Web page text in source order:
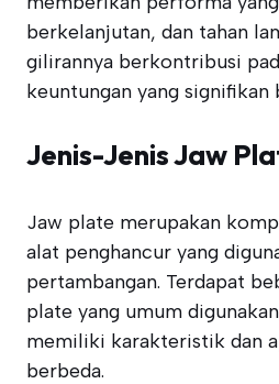
berkelanjutan, dan tahan
gilirannya berkontribusi
keuntungan yang signifikan
Jenis-Jenis Jaw
Jaw plate merupakan
alat penghancur yang
pertambangan. Terdapat
plate yang umum
memiliki karakteristik dan
berbeda.